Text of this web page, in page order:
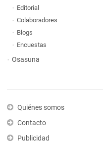
Editorial
Colaboradores
Blogs
Encuestas
Osasuna
Quiénes somos
Contacto
Publicidad